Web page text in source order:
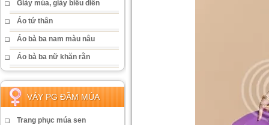
Giày múa, giày biểu diễn
Áo tứ thân
Áo bà ba nam màu nâu
Áo bà ba nữ khăn rằn
VÁY PG ĐẦM MÚA
Trang phục múa sen